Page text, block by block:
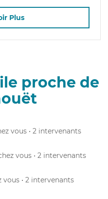
Plus
proche de
vous • 2 intervenants
vous • 2 intervenants
vous • 2 intervenants